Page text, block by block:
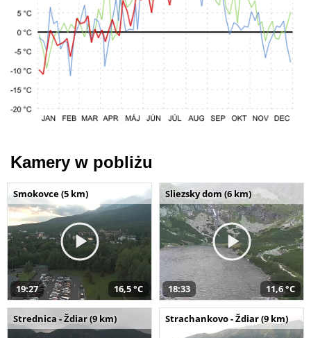
Kamery w pobliżu
Smokovce (5 km)
19:27 16,5 °C
Sliezsky dom (6 km)
18:33 11,6 °C
Strednica - Ždiar (9 km) Strachankovo - Ždiar (9 km)